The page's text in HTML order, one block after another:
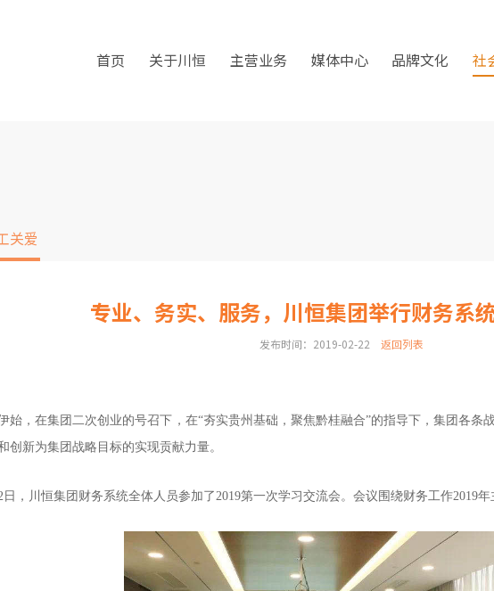
首页 关于川恒 主营业务 媒体中心 品牌文化 社
关爱
专业、务实、服务，川恒集团举行财务系
发布时间：2019-02-22 返回列表
始，在集团二次创业的号召下，在“夯实贵州基础，聚焦黔桂融合”的指导下，集团各条
创新为集团战略目标的实现贡献力量。
日，川恒集团财务系统全体人员参加了2019第一次学习交流会。会议围绕财务工作2019年